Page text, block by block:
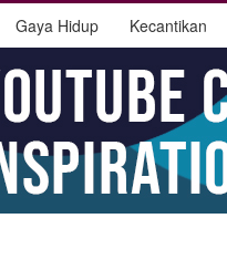
Gaya Hidup Kecantikan